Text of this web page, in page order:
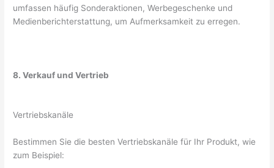
umfassen häufig Sonderaktionen, Werbegeschenke und
Medienberichterstattung, um Aufmerksamkeit zu erregen.
8. Verkauf und Vertrieb
Vertriebskanäle
Bestimmen Sie die besten Vertriebskanäle für Ihr Produkt, wie
zum Beispiel: